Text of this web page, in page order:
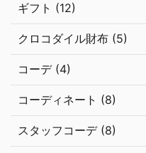
ギフト (12)
クロコダイル財布 (5)
コーデ (4)
コーディネート (8)
スタッフコーデ (8)